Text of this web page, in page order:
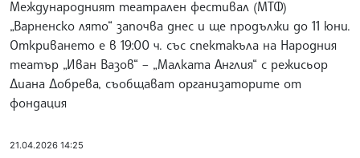
Международният театрален фестивал (МТФ)
„Варненско лято“ започва днес и ще продължи до 11 юни.
Откриването е в 19:00 ч. със спектакъла на Народния
театър „Иван Вазов“ – „Малката Англия“ с режисьор
Диана Добрева, съобщават организаторите от
фондация
21.04.2026 14:25